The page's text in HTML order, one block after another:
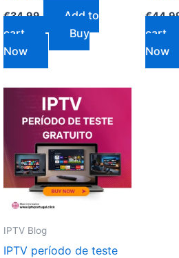
€34.99
Add to
cart
Buy
Now
€
cart
Now
IPTV Blog
IPTV período de teste